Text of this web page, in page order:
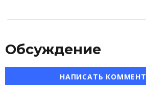
Обсуждение
НАПИСАТЬ